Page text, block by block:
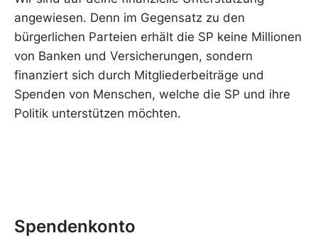
angewiesen. Denn im Gegensatz zu den
bürgerlichen Parteien erhält die SP keine Millionen
von Banken und Versicherungen, sondern
finanziert sich durch Mitgliederbeiträge und
Spenden von Menschen, welche die SP und ihre
Politik unterstützen möchten.
Spendenkonto